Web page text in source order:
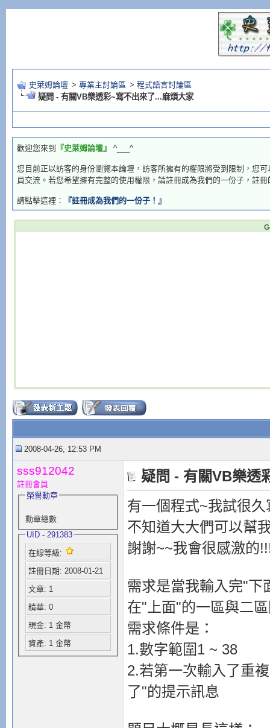
史萊姆論壇 > 專業主討論區 > 程式語言討論區
疑問 - 有關VB樂透彩~寫不出來了...麻煩大家
歡迎您來到 『史萊姆論壇』 ^___^
您目前正以訪客的身份瀏覽本論壇，訪客所擁有的權限將受到限制，您
員交流。若您希望擁有完整的使用權限，請註冊成為我們的一份子，註
請點擊這裡： 『註冊成為我們的一份子！』
2008-04-26, 12:53 PM
sss912042
註冊會員
榮譽勳章
勳章總數
UID - 291383
在線等級:
註冊日期: 2008-01-21
文章: 1
精華: 0
現金: 1 金幣
資產: 1 金幣
疑問 - 有關VB樂透
有一個程式~我試很
不知道大大們可以幫
謝謝~~我會很感激的
需求是當我輸入完"下
在"上面"的一區與二
需求條件是：
1.數字範圍1 ~ 38
2.若第一次輸入了重
了"的提示訊息